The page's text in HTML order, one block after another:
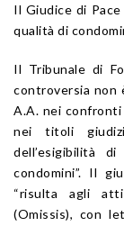
Il Giudice di
qualità di
Il Tribunale di
controversia non
A.A. nei confronti
nei titoli
dell’esigibilità
condomini”. Il
“risulta agli atti
(Omissis), con